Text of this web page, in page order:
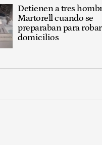
Detienen a tres
Martorell cuando se
preparaban para
domicilios